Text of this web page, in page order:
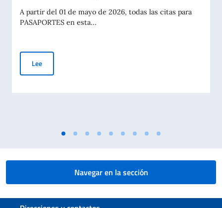
A partir del 01 de mayo de 2026, todas las citas para
PASAPORTES en esta...
LeePlataforma Prenot@Mi
Navegar en la sección